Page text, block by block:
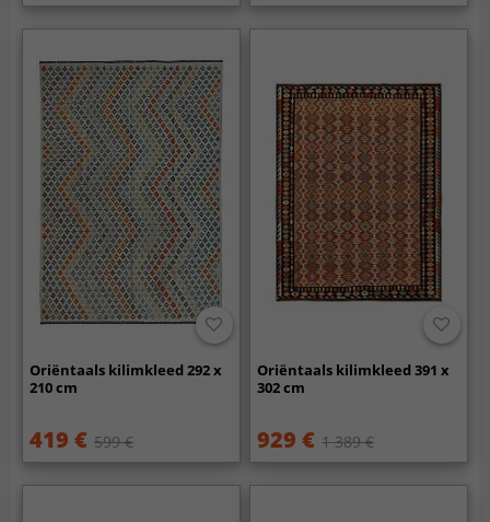
Oriëntaals kilimkleed 292 x
210 cm
419 € 599 €
Oriëntaals kilimkleed 391 x
302 cm
929 € 1 389 €